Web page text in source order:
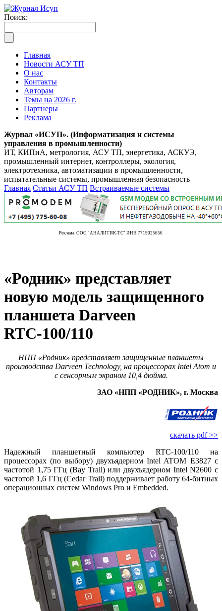
Поиск:
Главная
Новости АСУ ТП
О нас
Контакты
Авторам
Темы на 2026 г.
Партнеры
Реклама
Журнал «ИСУП». (Информатизация и системы
управления в промышленности)
ИТ, КИПиА, метрология, АСУ ТП, энергетика, АСКУЭ,
промышленный интернет, контроллеры, экология,
электротехника, автоматизации в промышленности,
испытательные системы, промышленная безопасность
Главная Статьи АСУ ТП Встраиваемые системы
Реклама. ООО "АНАЛИТИК-ТС" ИНН 7719025656
«Родник» представляет
новую модель защищенного
планшета Darveen
RTC‑100/110
НПП «Родник» представляет защищенные планшеты
производства Darveen Technology, на процессорах Intel Atom и
с сенсорным экраном 10,4 дюйма.
ЗАО «НПП «РОДНИК», г. Москва
скачать pdf >>
Надежный планшетный компьютер RTC‑100/110 на
процессорах (по выбору) двухъядерном Intel ATOM E3827 с
частотой 1,75 ГГц (Bay Trail) или двухъядерном Intel N2600 с
частотой 1,6 ГГц (Cedar Trail) поддерживает работу 64‑битных
операционных систем Windows Pro и Embedded.